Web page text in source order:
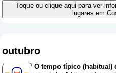
Toque ou clique aqui para ver
lugares em
outubro
O tempo típico (habitual)